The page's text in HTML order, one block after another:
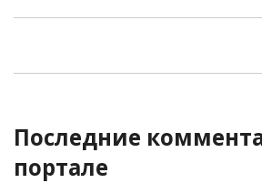
Последние
портале